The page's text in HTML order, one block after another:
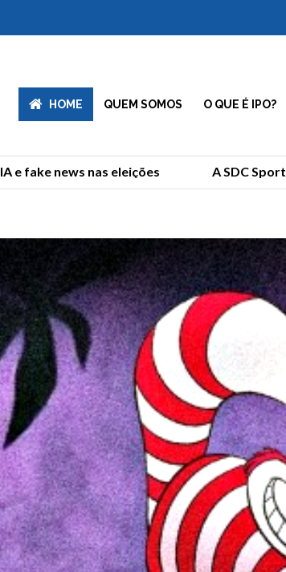
HOME QUEM SOMOS O QUE É IPO?
news nas eleições A SDC Sports